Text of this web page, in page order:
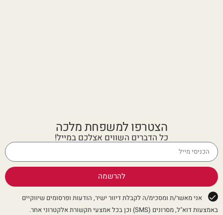
הצטרפו למשפחת מלכה
כל הדברים השווים אצלכם במייל!
אני מאשר/ת ומסכימ/ה לקבלת דיוור ישיר, הודעות ופרסומים שיווקיים
באמצעות דוא"ל, מסרונים (SMS) וכן בכל אמצעי תקשורת אלקטרוני אחר.
להרשמה